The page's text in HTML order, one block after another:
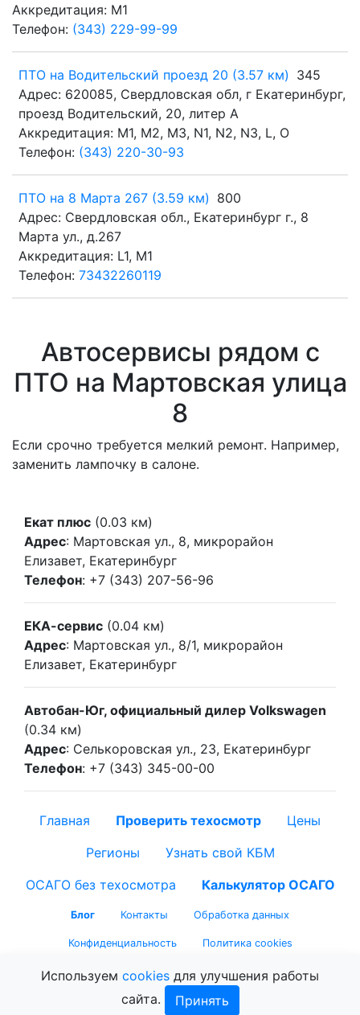
Аккредитация: M1
Телефон: (343) 229-99-99
ПТО на Водительский проезд 20 (3.57 км) 345
Адрес: 620085, Свердловская обл, г Екатеринбург,
проезд Водительский, 20, литер А
Аккредитация: M1, M2, M3, N1, N2, N3, L, O
Телефон: (343) 220-30-93
ПТО на 8 Марта 267 (3.59 км) 800
Адрес: Свердловская обл., Екатеринбург г., 8
Марта ул., д.267
Аккредитация: L1, M1
Телефон: 73432260119
Автосервисы рядом с
ПТО на Мартовская улица
8
Если срочно требуется мелкий ремонт. Например,
заменить лампочку в салоне.
Екат плюс (0.03 км)
Адрес: Мартовская ул., 8, микрорайон
Елизавет, Екатеринбург
Телефон: +7 (343) 207-56-96
ЕКА-сервис (0.04 км)
Адрес: Мартовская ул., 8/1, микрорайон
Елизавет, Екатеринбург
Автобан-Юг, официальный дилер Volkswagen
(0.34 км)
Адрес: Селькоровская ул., 23, Екатеринбург
Телефон: +7 (343) 345-00-00
Главная Проверить техосмотр
Цены
Регионы
Узнать свой КБМ
ОСАГО без техосмотра
Калькулятор ОСАГО
Блог Контакты Обработка данных
Конфиденциальность Политика cookies
© 2026 tehosmotrik.ru — Техосмотрик.ру.
Используем cookies для улучшения работы
сайта.
Принять